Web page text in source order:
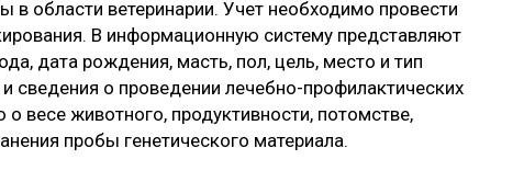
в области ветеринарии. Учет необходимо провести
В информационную систему представляют
дата рождения, масть, пол, цель, место и тип
о проведении лечебно-профилактических
весе животного, продуктивности, потомстве,
пробы генетического материала.